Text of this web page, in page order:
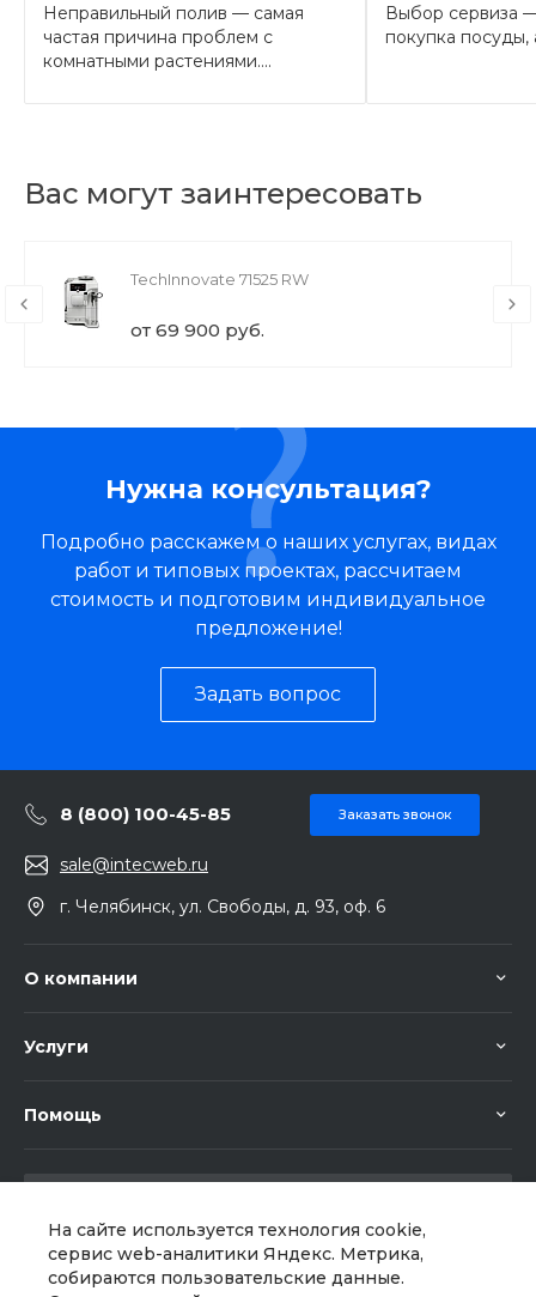
На сайте используется технология cookie,
сервис web-аналитики Яндекс. Метрика,
собираются пользовательские данные.
Неправильный полив — самая
частая причина проблем с
комнатными растениями....
Выбор сервиза
покупка посуды,
Вас могут заинтересовать
TechInnovate 71525 RW
от 69 900 руб.
Нужна консультация?
Подробно расскажем о наших услугах, видах
работ и типовых проектах, рассчитаем
стоимость и подготовим индивидуальное
предложение!
Задать вопрос
8 (800) 100-45-85 Заказать звонок
sale@intecweb.ru
г. Челябинск, ул. Свободы, д. 93, оф. 6
О компании
Услуги
Помощь
Мы в соц. сетях